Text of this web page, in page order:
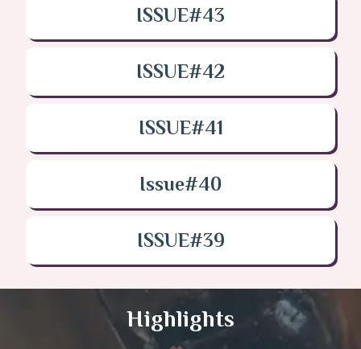
ISSUE#43
ISSUE#42
ISSUE#41
Issue#40
ISSUE#39
Highlights